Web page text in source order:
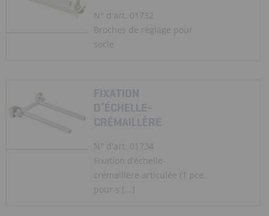
N° d'art. 01732
Broches de réglage pour
socle
FIXATION
D’ÉCHELLE-
CRÉMAILLÈRE
N° d'art. 01734
Fixation d’échelle-
crémaillère articulée (1 pce
pour s [...]